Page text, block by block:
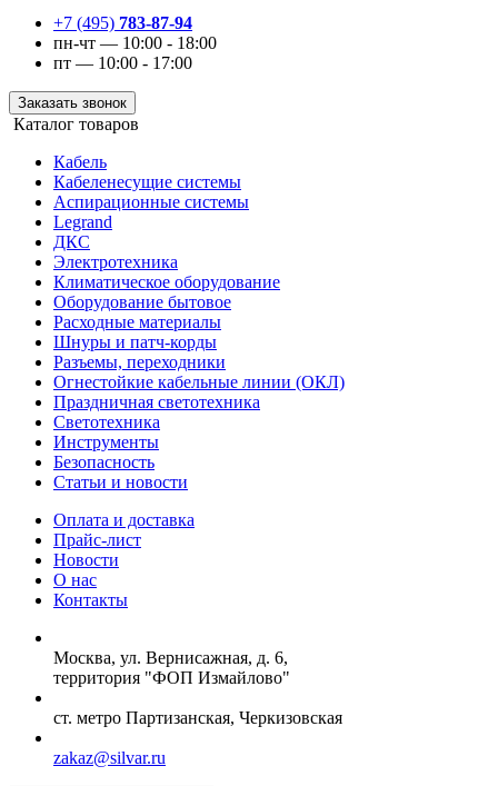
+7 (495) 783-87-94
пн-чт — 10:00 - 18:00
пт — 10:00 - 17:00
Заказать звонок
Каталог товаров
Кабель
Кабеленесущие системы
Аспирационные системы
Legrand
ДКС
Электротехника
Климатическое оборудование
Оборудование бытовое
Расходные материалы
Шнуры и патч-корды
Разъемы, переходники
Огнестойкие кабельные линии (ОКЛ)
Праздничная светотехника
Светотехника
Инструменты
Безопасность
Статьи и новости
Оплата и доставка
Прайс-лист
Новости
О нас
Контакты
Москва, ул. Вернисажная, д. 6,
территория "ФОП Измайлово"
ст. метро Партизанская, Черкизовская
zakaz@silvar.ru